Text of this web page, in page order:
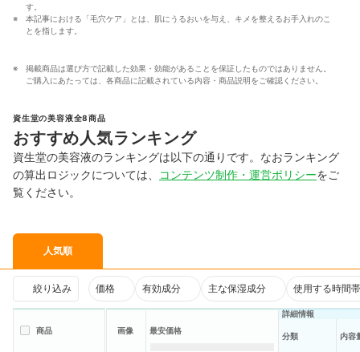
す。
本記事における「毛穴ケア」とは、肌にうるおいを与え、キメを整えるお手入れのこ
とを指します。
掲載商品は選び方で記載した効果・効能があることを保証したものではありません。
ご購入にあたっては、各商品に記載されている内容・商品説明をご確認ください。
資生堂の美容液全8商品
おすすめ人気ランキング
資生堂の美容液のランキングは以下の通りです。なおランキング
の算出ロジックについては、
コンテンツ制作・運営ポリシーをご
覧ください。
人気順
絞り込み 価格 有効成分 主な保湿成分 使用する時間帯
商品 画像 最安価格
詳細情報
分類 内容